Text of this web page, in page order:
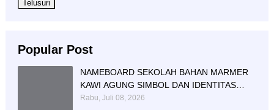
Popular Post
NAMEBOARD SEKOLAH BAHAN MARMER
KAWI AGUNG SIMBOL DAN IDENTITAS
PENDIDIKAN
Rabu, Juli 08, 2026